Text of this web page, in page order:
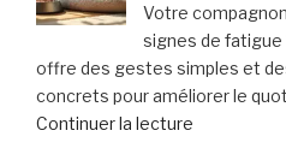
:
April
Moto
innove
Votre
signes de fatigue
offre des gestes simples et
concrets pour améliorer le
Continuer la lecture